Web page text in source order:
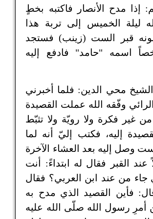
إذا مدح الأنصار فاكتبه بخطٍ
ليلة الخميس إلى تربة هذا
قبر الست (زينب) فستجد
اسمه "حامد" فادفع إليه
محي الدين: فلما أخبرني
وفّقه الله عملت القصيدة
غير فكرة ولا رويّة ولا تثبّط
إليه، فكتب إليّ أنه لما
وصل إليه بعد العشاء الآخرة
عند القبر فقال له ابتداءً: أنت
جاء من عند ابن العربي؟ فقال
فأين القصيد الذي مدح به
أمرِ رسول الله صلّى الله عليه